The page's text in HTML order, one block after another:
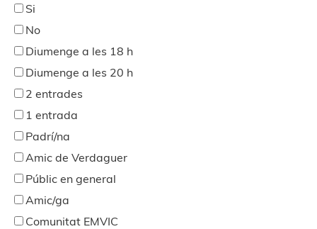
Si
No
Diumenge a les 18 h
Diumenge a les 20 h
2 entrades
1 entrada
Padrí/na
Amic de Verdaguer
Públic en general
Amic/ga
Comunitat EMVIC